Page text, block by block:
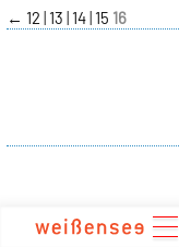
zum
Inhalt
← 12 13 14 15 16